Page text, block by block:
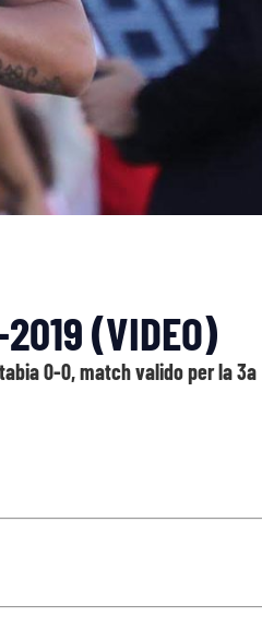
(VIDEO)
0-0, match valido per la 3a